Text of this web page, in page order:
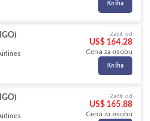
Kniha
Začít od
US$ 164.28
Cena za osobu
Kniha
Začít od
US$ 165.88
Cena za osobu